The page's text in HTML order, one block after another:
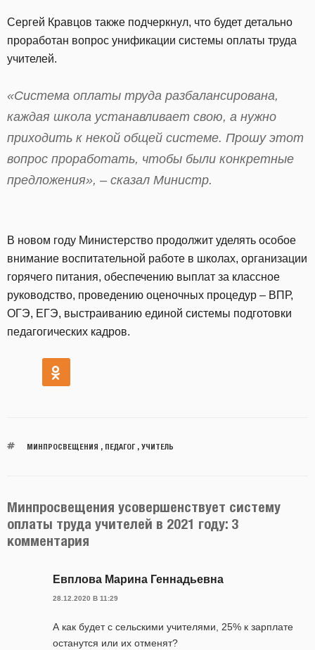
Сергей Кравцов также подчеркнул, что будет детально
проработан вопрос унификации системы оплаты труда
учителей.
«Система оплаты труда разбалансирована,
каждая школа устанавливает свою, а нужно
приходить к некой общей системе. Прошу этот
вопрос проработать, чтобы были конкретные
предложения», – сказал Министр.
В новом году Министерство продолжит уделять особое
внимание воспитательной работе в школах, организации
горячего питания, обеспечению выплат за классное
руководство, проведению оценочных процедур – ВПР,
ОГЭ, ЕГЭ, выстраиванию единой системы подготовки
педагогических кадров.
МИНПРОСВЕЩЕНИЯ , ПЕДАГОГ, УЧИТЕЛЬ
Минпросвещения усовершенствует систему
оплаты труда учителей в 2021 году: 3
комментария
Евплова Марина Геннадьевна
28.12.2020 В 11:29
А как будет с сельскими учителями, 25% к зарплате
останутся или их отменят?